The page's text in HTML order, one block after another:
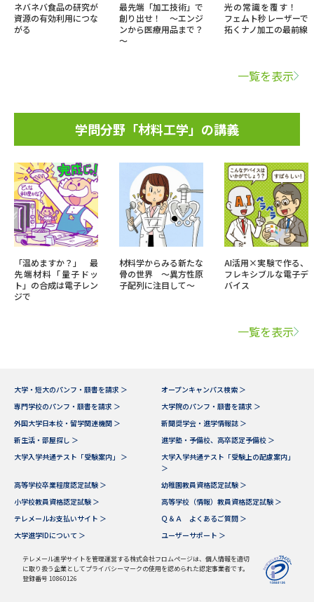
ネバネバ食品の研究が
資源の有効利用につな
がる
最先端「加工技術」で
創り出せ！ ～エンジ
ンから医療用品まで？
～
光の常識を覆す！
フェムト秒レーザーで
拓くナノ加工の最前線
一覧を表示
学問分野「材料工学」の講義
「温めますか？」 最
先端材料「量子ドッ
ト」の合成は電子レン
ジで
材料学からみる新たな
骨の世界 ～異方性原
子配列に注目して～
AI活用×実験で作る、
フレキシブルな電子デ
バイス
一覧を表示
大学・短大のパンフ・願書を請求 ＞
オープンキャンパス検索 ＞
専門学校のパンフ・願書を請求 ＞
大学院のパンフ・願書を請求 ＞
外国大学日本校・留学関連機関 ＞
新聞奨学会・進学情報誌 ＞
新生活・部屋探し ＞
進学塾・予備校、高卒認定予備校 ＞
大学入学共通テスト「受験案内」 ＞
大学入学共通テスト「受験上の配慮案内」
＞
高等学校卒業程度認定試験 ＞
幼稚園教員資格認定試験 ＞
小学校教員資格認定試験 ＞
高等学校（情報）教員資格認定試験 ＞
テレメールお支払いサイト ＞
Ｑ＆Ａ よくあるご質問 ＞
大学進学IDについて ＞
ユーザーサポート ＞
テレメール進学サイトを管理運営する株式会社フロムページは、個人情報を適切
に取り扱う企業としてプライバシーマークの使用を認められた認定事業者です。
登録番号 10860126